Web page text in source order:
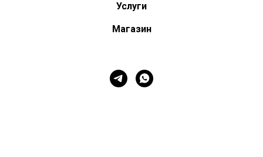
Услуги
Магазин